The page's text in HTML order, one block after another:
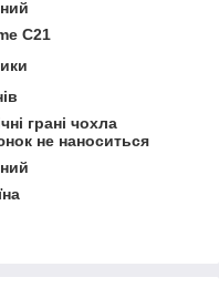
C21
грані чохла
не наноситься